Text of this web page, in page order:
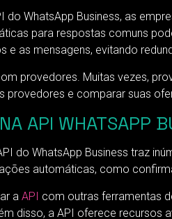
WhatsApp Business, as
para respostas comuns
e as mensagens, evitando
provedores. Muitas vezes,
provedores e comparar suas
API WHATSAPP
do WhatsApp Business traz
automáticas, como
a API com outras ferramentas
disso, a API oferece